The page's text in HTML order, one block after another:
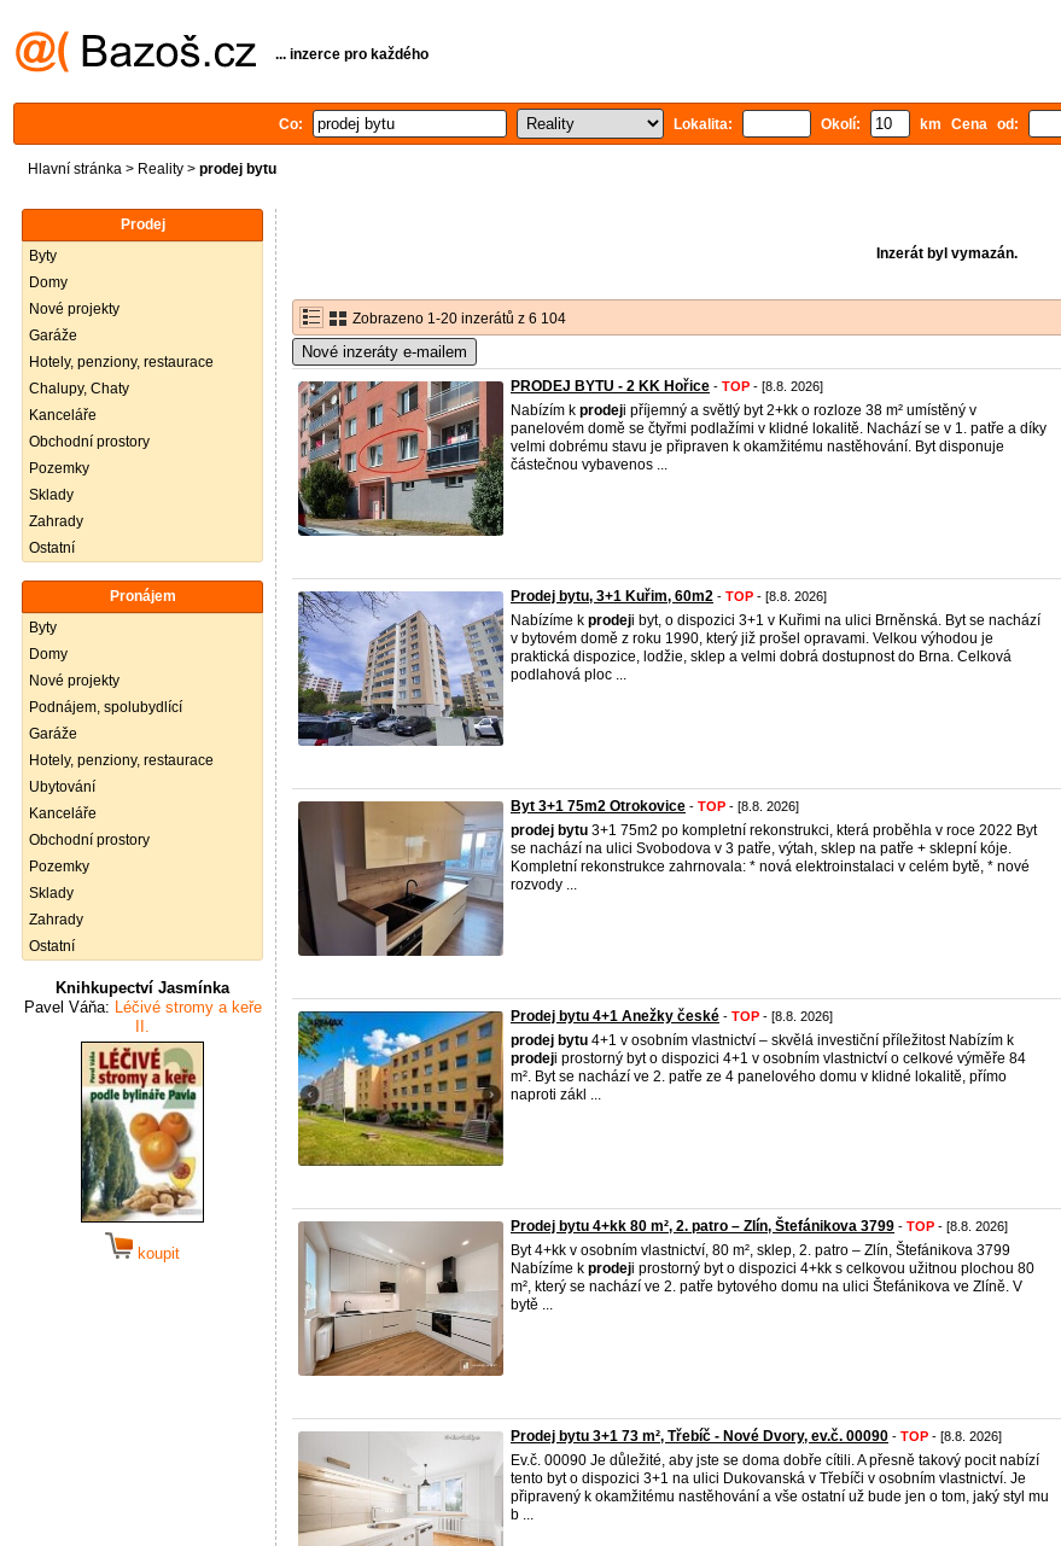
... inzerce pro každého
Co: Lokalita: Okolí: km Cena od:
Hlavní stránka > Reality > prodej bytu
Prodej
Byty
Domy
Nové projekty
Garáže
Hotely, penziony, restaurace
Chalupy, Chaty
Kanceláře
Obchodní prostory
Pozemky
Sklady
Zahrady
Ostatní
Pronájem
Byty
Domy
Nové projekty
Podnájem, spolubydlící
Garáže
Hotely, penziony, restaurace
Ubytování
Kanceláře
Obchodní prostory
Pozemky
Sklady
Zahrady
Ostatní
Knihkupectví Jasmínka
Pavel Váňa: Léčivé stromy a keře
II.
koupit
Inzerát byl vymazán.
Zobrazeno 1-20 inzerátů z 6 104
Nové inzeráty e-mailem
PRODEJ BYTU - 2 KK Hořice - TOP - [8.8. 2026]
Nabízím k prodeji příjemný a světlý byt 2+kk o rozloze 38 m² umístěný v
panelovém domě se čtyřmi podlažími v klidné lokalitě. Nachází se v 1. patře a díky
velmi dobrému stavu je připraven k okamžitému nastěhování. Byt disponuje
částečnou vybavenos ...
Prodej bytu, 3+1 Kuřim, 60m2 - TOP - [8.8. 2026]
Nabízíme k prodeji byt, o dispozici 3+1 v Kuřimi na ulici Brněnská. Byt se nachází
v bytovém domě z roku 1990, který již prošel opravami. Velkou výhodou je
praktická dispozice, lodžie, sklep a velmi dobrá dostupnost do Brna. Celková
podlahová ploc ...
Byt 3+1 75m2 Otrokovice - TOP - [8.8. 2026]
prodej bytu 3+1 75m2 po kompletní rekonstrukci, která proběhla v roce 2022 Byt
se nachází na ulici Svobodova v 3 patře, výtah, sklep na patře + sklepní kóje.
Kompletní rekonstrukce zahrnovala: * nová elektroinstalaci v celém bytě, * nové
rozvody ...
Prodej bytu 4+1 Anežky české - TOP - [8.8. 2026]
prodej bytu 4+1 v osobním vlastnictví – skvělá investiční příležitost Nabízím k
prodeji prostorný byt o dispozici 4+1 v osobním vlastnictví o celkové výměře 84
m². Byt se nachází ve 2. patře ze 4 panelového domu v klidné lokalitě, přímo
naproti zákl ...
Prodej bytu 4+kk 80 m², 2. patro – Zlín, Štefánikova 3799 - TOP - [8.8. 2026]
Byt 4+kk v osobním vlastnictví, 80 m², sklep, 2. patro – Zlín, Štefánikova 3799
Nabízíme k prodeji prostorný byt o dispozici 4+kk s celkovou užitnou plochou 80
m², který se nachází ve 2. patře bytového domu na ulici Štefánikova ve Zlíně. V
bytě ...
Prodej bytu 3+1 73 m², Třebíč - Nové Dvory, ev.č. 00090 - TOP - [8.8. 2026]
Ev.č. 00090 Je důležité, aby jste se doma dobře cítili. A přesně takový pocit nabízí
tento byt o dispozici 3+1 na ulici Dukovanská v Třebíči v osobním vlastnictví. Je
připravený k okamžitému nastěhování a vše ostatní už bude jen o tom, jaký styl mu
b ...